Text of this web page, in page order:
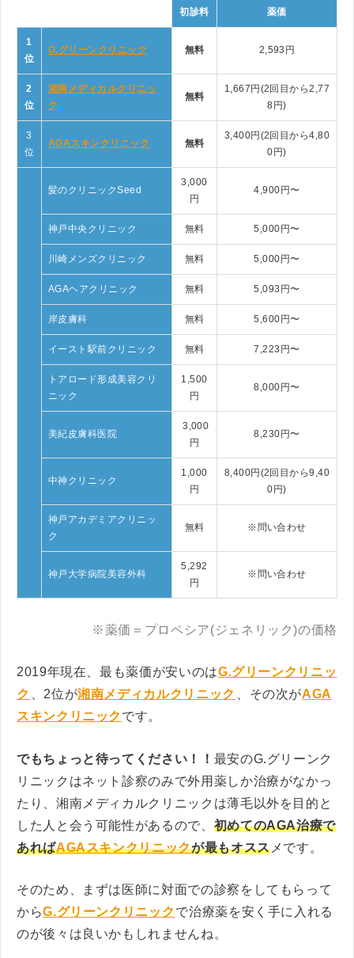
初診料 薬価
1
位
G.グリーンクリニック 無料 2,593円
2
位
湘南メディカルクリニッ
ク
無料
1,667円(2回目から2,77
8円)
3
位
AGAスキンクリニック 無料
3,400円(2回目から4,80
0円)
髪のクリニックSeed
3,000
円
4,900円〜
神戸中央クリニック 無料 5,000円〜
川崎メンズクリニック 無料 5,000円〜
AGAヘアクリニック 無料 5,093円〜
岸皮膚科 無料 5,600円〜
イースト駅前クリニック 無料 7,223円〜
トアロード形成美容クリ
ニック
1,500
円
8,000円〜
美紀皮膚科医院
3,000
円
8,230円〜
中神クリニック
1,000
円
8,400円(2回目から9,40
0円)
神戸アカデミアクリニッ
ク
無料 ※問い合わせ
神戸大学病院美容外科
5,292
円
※問い合わせ
※薬価＝プロペシア(ジェネリック)の価格
2019年現在、最も薬価が安いのはG.グリーンクリニッ
ク
、2位が湘南メディカルクリニック 、その次がAGA
スキンクリニック です。
でもちょっと待ってください！！ 最安のG.グリーンク
リニックはネット診察のみで外用薬しか治療がなかっ
たり、湘南メディカルクリニックは薄毛以外を目的と
した人と会う可能性があるので、 初めてのAGA治療で
あればAGAスキンクリニックが最もオススメです。
そのため、まずは医師に対面での診察をしてもらって
からG.グリーンクリニック で治療薬を安く手に入れる
のが後々は良いかもしれませんね。